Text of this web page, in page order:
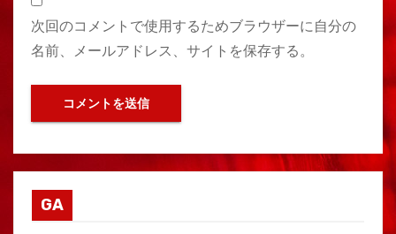
次回のコメントで使用するためブラウザーに自分の
名前、メールアドレス、サイトを保存する。
GA